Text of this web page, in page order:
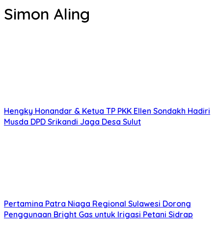
Simon Aling
Hengky Honandar & Ketua TP PKK Ellen Sondakh Hadiri
Musda DPD Srikandi Jaga Desa Sulut
Pertamina Patra Niaga Regional Sulawesi Dorong
Penggunaan Bright Gas untuk Irigasi Petani Sidrap